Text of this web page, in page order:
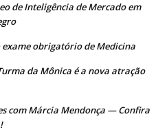
de Inteligência de Mercado em
exame obrigatório de Medicina
da Mônica é a nova atração
com Márcia Mendonça — Confira